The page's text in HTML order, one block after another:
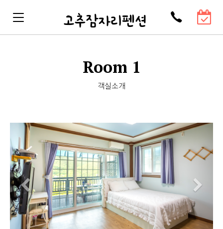
고추잠자리펜션
Room 1
객실소개
Previous